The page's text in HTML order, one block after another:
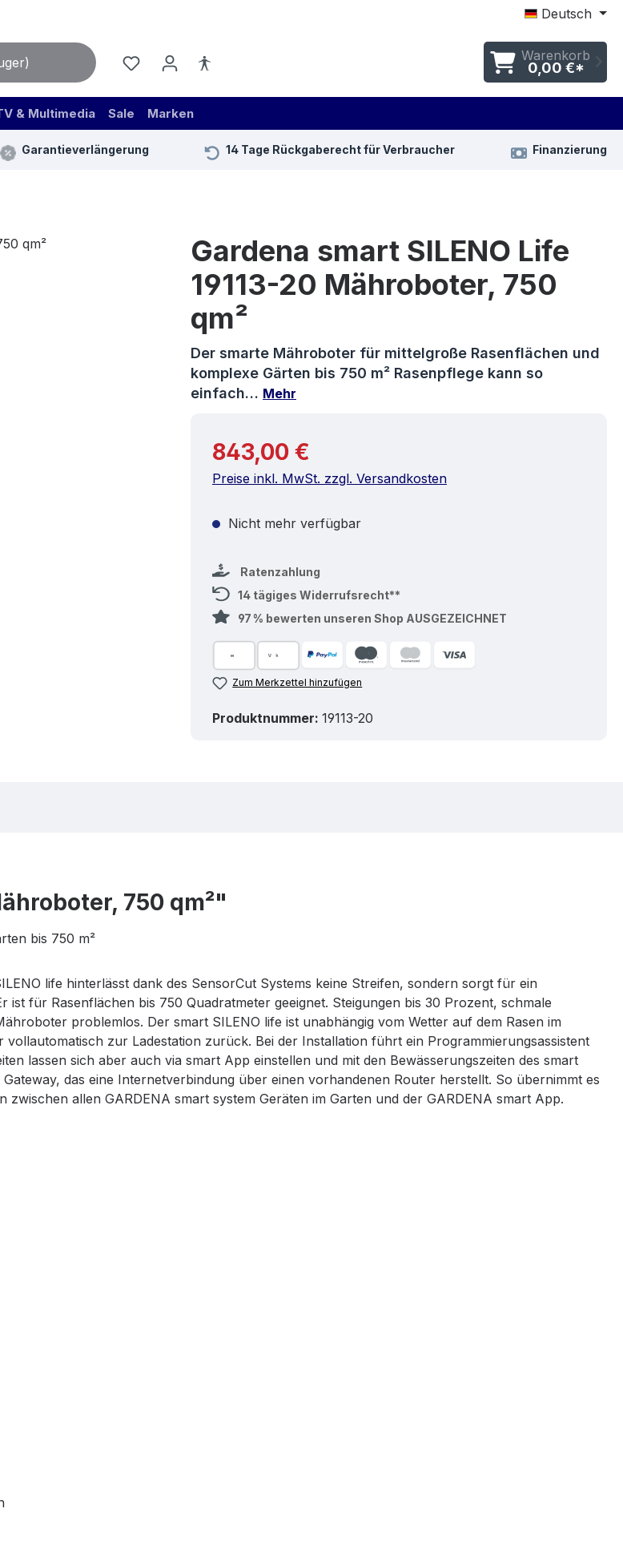
Deutsch
Warenkorb
0,00 €*
& Multimedia Sale Marken
Garantieverlängerung 14 Tage Rückgaberecht für Verbraucher Finanzierung
Gardena smart SILENO Life
19113-20 Mähroboter, 750
qm²
Der smarte Mähroboter für mittelgroße Rasenflächen und
komplexe Gärten bis 750 m² Rasenpflege kann so
einfach… Mehr
Regulärer Preis:
843,00 €
Preise inkl. MwSt. zzgl. Versandkosten
Nicht mehr verfügbar
Ratenzahlung
14 tägiges Widerrufsrecht**
97 % bewerten unseren Shop AUSGEZEICHNET
Zum Merkzettel hinzufügen
Produktnummer: 19113-20
750 qm²"
bis 750 m²
life hinterlässt dank des SensorCut Systems keine Streifen, sondern sorgt für ein
für Rasenflächen bis 750 Quadratmeter geeignet. Steigungen bis 30 Prozent, schmale
problemlos. Der smart SILENO life ist unabhängig vom Wetter auf dem Rasen im
zur Ladestation zurück. Bei der Installation führt ein Programmierungsassistent
lassen sich aber auch via smart App einstellen und mit den Bewässerungszeiten des smart
das eine Internetverbindung über einen vorhandenen Router herstellt. So übernimmt es
allen GARDENA smart system Geräten im Garten und der GARDENA smart App.